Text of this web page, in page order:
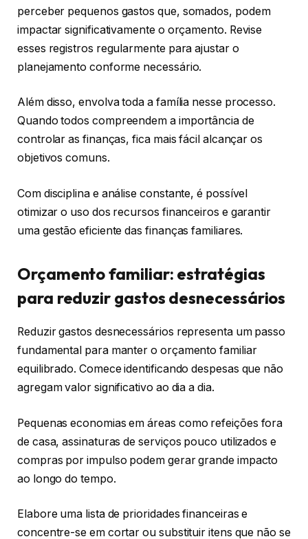
perceber pequenos gastos que, somados, podem
impactar significativamente o orçamento. Revise
esses registros regularmente para ajustar o
planejamento conforme necessário.
Além disso, envolva toda a família nesse processo.
Quando todos compreendem a importância de
controlar as finanças, fica mais fácil alcançar os
objetivos comuns.
Com disciplina e análise constante, é possível
otimizar o uso dos recursos financeiros e garantir
uma gestão eficiente das finanças familiares.
Orçamento familiar: estratégias
para reduzir gastos desnecessários
Reduzir gastos desnecessários representa um passo
fundamental para manter o orçamento familiar
equilibrado. Comece identificando despesas que não
agregam valor significativo ao dia a dia.
Pequenas economias em áreas como refeições fora
de casa, assinaturas de serviços pouco utilizados e
compras por impulso podem gerar grande impacto
ao longo do tempo.
Elabore uma lista de prioridades financeiras e
concentre-se em cortar ou substituir itens que não se